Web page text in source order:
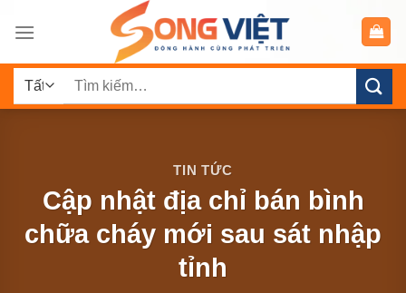
đến
dung
Tìm
TIN TỨC
Cập nhật địa chỉ bán bình
chữa cháy mới sau sát nhập
tỉnh